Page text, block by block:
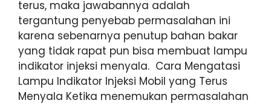
terus, maka jawabannya adalah
tergantung penyebab permasalahan ini
karena sebenarnya penutup bahan bakar
yang tidak rapat pun bisa membuat lampu
indikator injeksi menyala. Cara Mengatasi
Lampu Indikator Injeksi Mobil yang Terus
Menyala Ketika menemukan permasalahan